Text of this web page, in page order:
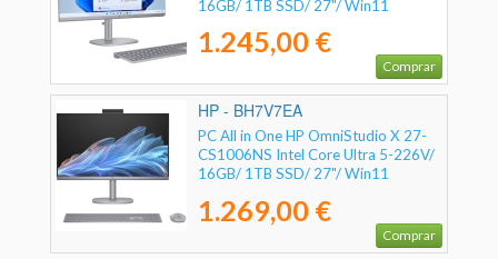
16GB/ 1TB SSD/ 27"/ Win11
1.245,00 €
Comprar
HP - BH7V7EA
PC All in One HP OmniStudio X 27-
CS1006NS Intel Core Ultra 5-226V/
16GB/ 1TB SSD/ 27"/ Win11
1.269,00 €
Comprar